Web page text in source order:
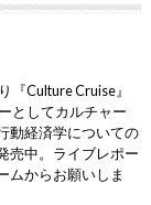
『Culture Cruise』
としてカルチャー
動経済学についての
売中。ライブレポー
ムからお願いしま